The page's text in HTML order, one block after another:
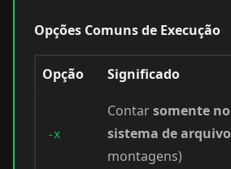
Opções Comuns de Execução
Opção Significado
-x
Contarsomente
sistema de
montagens)